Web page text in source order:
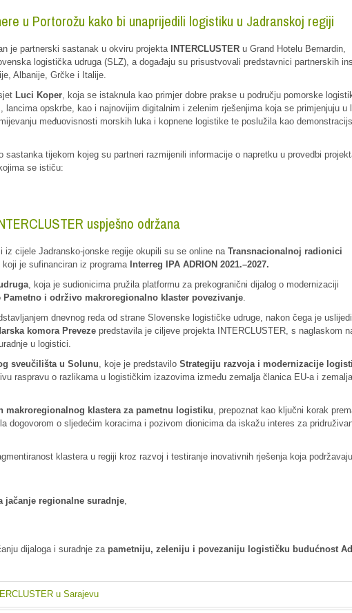
u Portorožu kako bi unaprijedili logistiku u Jadranskoj regiji
je partnerski sastanak u okviru projekta INTERCLUSTER u Grand Hotelu Bernardin,
logistička udruga (SLZ), a događaju su prisustvovali predstavnici partnerskih
Albanije, Grčke i Italije.
Luci Koper , koja se istaknula kao primjer dobre prakse u području pomorske
opskrbe, kao i najnovijim digitalnim i zelenim rješenjima koja se primjenjuju u
međuovisnosti morskih luka i kopnene logistike te poslužila kao
tijekom kojeg su partneri razmijenili informacije o napretku u provedbi
se ističu:
uspješno održana
iz cijele Jadransko-jonske regije okupili su se online naTransnacionalnoj radionici
, koji je sufinanciran iz programa Interreg IPA ADRION 2021.–2027.
, koja je sudionicima pružila platformu za prekogranični dijalog o modernizaciji
Pametno i održivo makroregionalno klaster povezivanje
dnevnog reda od strane Slovenske logističke udruge, nakon čega je
komora Preveze predstavila je ciljeve projekta INTERCLUSTER, s naglaskom
u logistici.
sveučilišta u Solunu , koje je predstaviloStrategiju razvoja i modernizacije
raspravu o razlikama u logističkim izazovima između zemalja članica EU-a i
makroregionalnog klastera za pametnu logistiku , prepoznat kao ključni korak
dogovorom o sljedećim koracima i pozivom dionicima da iskažu interes za
klastera u regiji kroz razvoj i testiranje inovativnih rješenja koja
jačanje regionalne suradnje
dijaloga i suradnje za pametniju, zeleniju i povezaniju logističku budućnost
u Sarajevu